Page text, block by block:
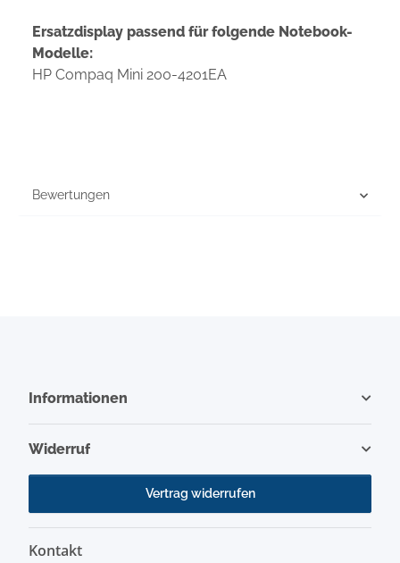
Ersatzdisplay passend für folgende Notebook-
Modelle:
HP Compaq Mini 200-4201EA
Bewertungen
Informationen
Widerruf
Vertrag widerrufen
Kontakt